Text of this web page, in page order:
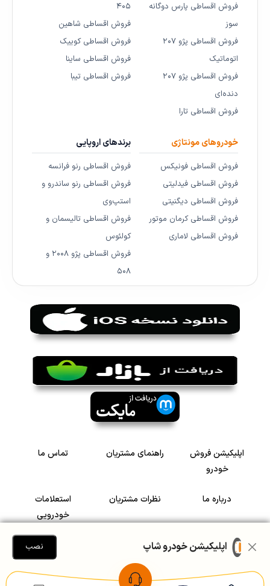
فروش اقساطی پارس دوگانه
سوز
فروش اقساطی پژو ۲۰۷
اتوماتیک
فروش اقساطی پژو ۲۰۷
دنده‌ای
فروش اقساطی تارا
۴۰۵
فروش اقساطی شاهین
فروش اقساطی کوییک
فروش اقساطی ساینا
فروش اقساطی تیبا
خودروهای مونتاژی
فروش اقساطی فونیکس
فروش اقساطی فیدلیتی
فروش اقساطی دیگنیتی
فروش اقساطی کرمان موتور
فروش اقساطی لاماری
برندهای اروپایی
فروش اقساطی رنو فرانسه
فروش اقساطی رنو ساندرو و
استپ‌وی
فروش اقساطی تالیسمان و
کولئوس
فروش اقساطی پژو ۲۰۰۸ و
۵۰۸
اپلیکیشن فروش
خودرو
راهنمای مشتریان تماس ما
درباره ما نظرات مشتریان
استعلامات
خودرویی
سرمایه گذاری در
رضایت مشتریاناپلیکیشن خودرو شاپ نصب